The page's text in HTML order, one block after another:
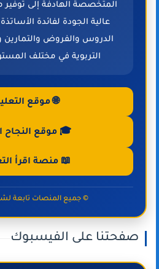
المتخصصة الهادفة إلى توفير
عالية الجودة لفائدة
الدروس والفروض والتمارين
التربوية في مختلف
🌐 موقع
🎓 موقع النجاح
📖 منصة اقرأ
© جميع المنصات تابعة
صفحتنا على الفيسبوك